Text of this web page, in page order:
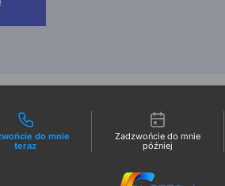
kontaktu
do mnie
teraz
Zadzwońcie do mnie
później